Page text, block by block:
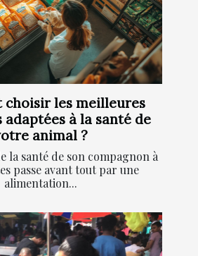
choisir les meilleures
à la santé de
animal ?
la santé de son compagnon à
passe avant tout par une
alimentation...